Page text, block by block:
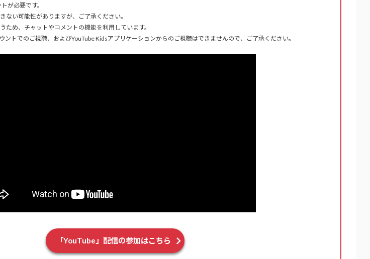
が必要です。
い可能性がありますが、ご了承ください。
め、チャットやコメントの機能を利用しています。
トでのご視聴、およびYouTube Kidsアプリケーションからのご視聴はできませんので、ご了承ください。
「YouTube」配信の参加はこちら